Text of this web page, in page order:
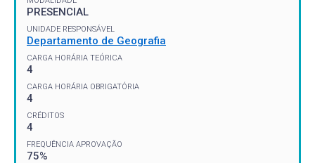
PRESENCIAL
UNIDADE RESPONSÁVEL
Departamento de Geografia
CARGA HORÁRIA TEÓRICA
4
CARGA HORÁRIA OBRIGATÓRIA
4
CRÉDITOS
4
FREQUÊNCIA APROVAÇÃO
75%